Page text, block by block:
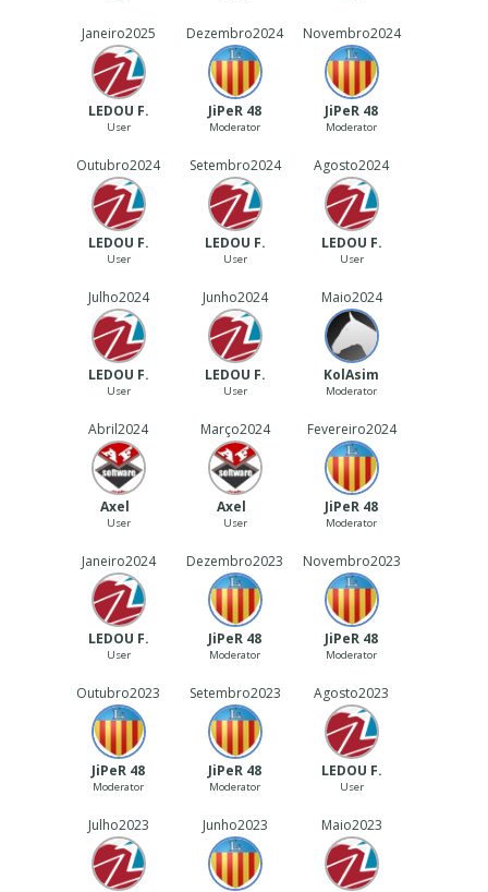
Janeiro2025
LEDOU F.
User
Dezembro2024
JiPeR 48
Moderator
Novembro2024
JiPeR 48
Moderator
Outubro2024
LEDOU F.
User
Setembro2024
LEDOU F.
User
Agosto2024
LEDOU F.
User
Julho2024
LEDOU F.
User
Junho2024
LEDOU F.
User
Maio2024
‪ KolAsim ‪ ‪
Moderator
Abril2024
Axel
User
Março2024
Axel
User
Fevereiro2024
JiPeR 48
Moderator
Janeiro2024
LEDOU F.
User
Dezembro2023
JiPeR 48
Moderator
Novembro2023
JiPeR 48
Moderator
Outubro2023
JiPeR 48
Moderator
Setembro2023
JiPeR 48
Moderator
Agosto2023
LEDOU F.
User
Julho2023 Junho2023 Maio2023